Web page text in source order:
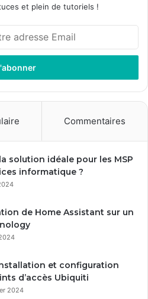
et plein de tutoriels !
Commentaires
solution idéale pour les MSP
informatique ?
de Home Assistant sur un
et configuration
d’accès Ubiquiti
2024